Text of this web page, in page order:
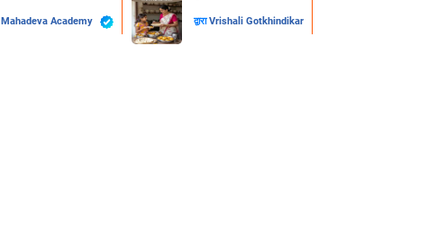
Mahadeva Academy द्वाराVrishali Gotkhindikar